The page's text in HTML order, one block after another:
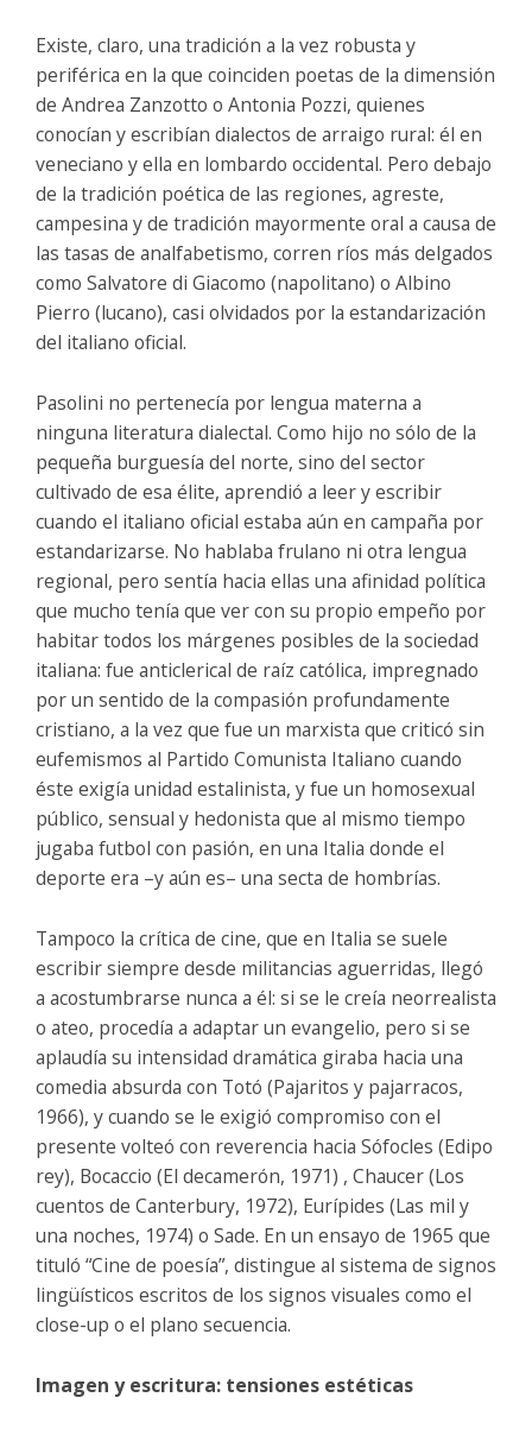
Existe, claro, una tradición a la vez robusta y
periférica en la que coinciden poetas de la dimensión
de Andrea Zanzotto o Antonia Pozzi, quienes
conocían y escribían dialectos de arraigo rural: él en
veneciano y ella en lombardo occidental. Pero debajo
de la tradición poética de las regiones, agreste,
campesina y de tradición mayormente oral a causa de
las tasas de analfabetismo, corren ríos más delgados
como Salvatore di Giacomo (napolitano) o Albino
Pierro (lucano), casi olvidados por la estandarización
del italiano oficial.
Pasolini no pertenecía por lengua materna a
ninguna literatura dialectal. Como hijo no sólo de la
pequeña burguesía del norte, sino del sector
cultivado de esa élite, aprendió a leer y escribir
cuando el italiano oficial estaba aún en campaña por
estandarizarse. No hablaba frulano ni otra lengua
regional, pero sentía hacia ellas una afinidad política
que mucho tenía que ver con su propio empeño por
habitar todos los márgenes posibles de la sociedad
italiana: fue anticlerical de raíz católica, impregnado
por un sentido de la compasión profundamente
cristiano, a la vez que fue un marxista que criticó sin
eufemismos al Partido Comunista Italiano cuando
éste exigía unidad estalinista, y fue un homosexual
público, sensual y hedonista que al mismo tiempo
jugaba futbol con pasión, en una Italia donde el
deporte era –y aún es– una secta de hombrías.
Tampoco la crítica de cine, que en Italia se suele
escribir siempre desde militancias aguerridas, llegó
a acostumbrarse nunca a él: si se le creía neorrealista
o ateo, procedía a adaptar un evangelio, pero si se
aplaudía su intensidad dramática giraba hacia una
comedia absurda con Totó (Pajaritos y pajarracos,
1966), y cuando se le exigió compromiso con el
presente volteó con reverencia hacia Sófocles (Edipo
rey), Bocaccio (El decamerón, 1971) , Chaucer (Los
cuentos de Canterbury, 1972), Eurípides (Las mil y
una noches, 1974) o Sade. En un ensayo de 1965 que
tituló “Cine de poesía”, distingue al sistema de signos
lingüísticos escritos de los signos visuales como el
close-up o el plano secuencia.
Imagen y escritura: tensiones estéticas